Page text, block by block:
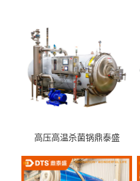
高压高温杀菌锅鼎泰盛